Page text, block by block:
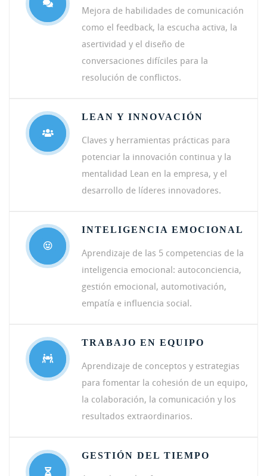
Mejora de habilidades de comunicación
como el feedback, la escucha activa, la
asertividad y el diseño de
conversaciones difíciles para la
resolución de conflictos.
LEAN Y INNOVACIÓN
Claves y herramientas prácticas para
potenciar la innovación continua y la
mentalidad Lean en la empresa, y el
desarrollo de líderes innovadores.
INTELIGENCIA EMOCIONAL
Aprendizaje de las 5 competencias de la
inteligencia emocional: autoconciencia,
gestión emocional, automotivación,
empatía e influencia social.
TRABAJO EN EQUIPO
Aprendizaje de conceptos y estrategias
para fomentar la cohesión de un equipo,
la colaboración, la comunicación y los
resultados extraordinarios.
GESTIÓN DEL TIEMPO